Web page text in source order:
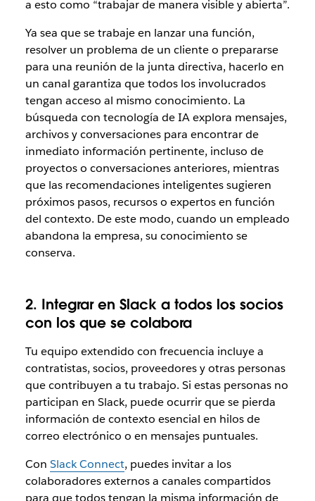
a esto como “trabajar de manera visible y abierta”.
Ya sea que se trabaje en lanzar una función,
resolver un problema de un cliente o prepararse
para una reunión de la junta directiva, hacerlo en
un canal garantiza que todos los involucrados
tengan acceso al mismo conocimiento. La
búsqueda con tecnología de IA explora mensajes,
archivos y conversaciones para encontrar de
inmediato información pertinente, incluso de
proyectos o conversaciones anteriores, mientras
que las recomendaciones inteligentes sugieren
próximos pasos, recursos o expertos en función
del contexto. De este modo, cuando un empleado
abandona la empresa, su conocimiento se
conserva.
2. Integrar en Slack a todos los socios
con los que se colabora
Tu equipo extendido con frecuencia incluye a
contratistas, socios, proveedores y otras personas
que contribuyen a tu trabajo. Si estas personas no
participan en Slack, puede ocurrir que se pierda
información de contexto esencial en hilos de
correo electrónico o en mensajes puntuales.
Con Slack Connect, puedes invitar a los
colaboradores externos a canales compartidos
para que todos tengan la misma información de